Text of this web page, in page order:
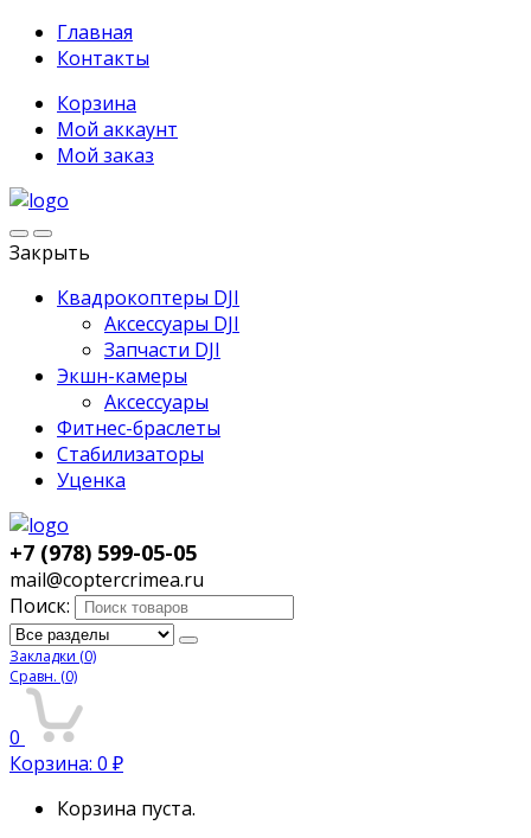
Главная
Контакты
Корзина
Мой аккаунт
Мой заказ
Закрыть
Квадрокоптеры DJI
Аксессуары DJI
Запчасти DJI
Экшн-камеры
Аксессуары
Фитнес-браслеты
Стабилизаторы
Уценка
+7 (978) 599-05-05
mail@coptercrimea.ru
Поиск:
Закладки (0)
Сравн. (0)
0
Корзина: 0 ₽
Корзина пуста.